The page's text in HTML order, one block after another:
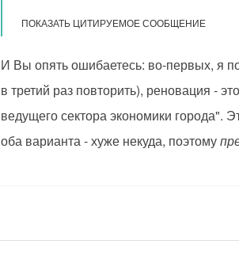
ПОКАЗАТЬ ЦИТИРУЕМОЕ СООБЩЕНИЕ
И Вы опять ошибаетесь: во-первых, я
в третий раз повторить), реновация -
ведущего сектора экономики города".
оба варианта - хуже некуда, поэтому